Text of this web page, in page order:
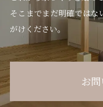
そこまでまだ明確では
がけください。
お